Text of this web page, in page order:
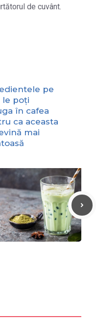
de cuvânt.
pe
le poți
în cafea
ca aceasta
mai